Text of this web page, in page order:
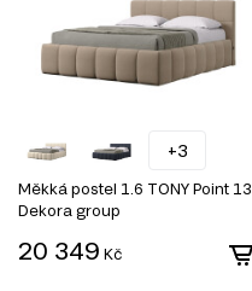
+3
Měkká postel 1.6 TONY Point 13
Dekora group
20 349 Kč